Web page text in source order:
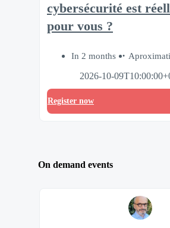
cybersécurité est
pour vous ?
In 2 months
2026-10-
Register now
On demand events